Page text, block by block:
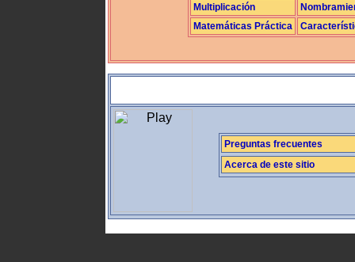
Multiplicación
Matemáticas Práctica
Preguntas frecuentes
Acerca de este sitio